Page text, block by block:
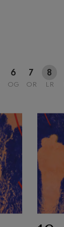
6
OG
7
OR
8
LR